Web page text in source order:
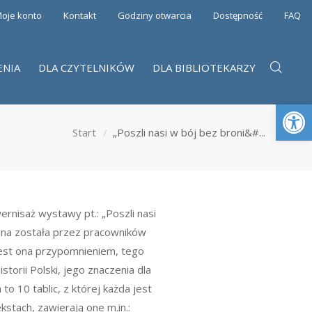
konto Kontakt Godziny otwarcia Dostępność FAQ
DLA CZYTELNIKÓW DLA BIBLIOTEKARZY
Start „Poszli nasi w bój bez broni&#...
wystawy pt.: „Poszli nasi
została przez pracowników
ona przypomnieniem, tego
Polski, jego znaczenia dla
to 10 tablic, z której każda jest
zawierają one m.in.: